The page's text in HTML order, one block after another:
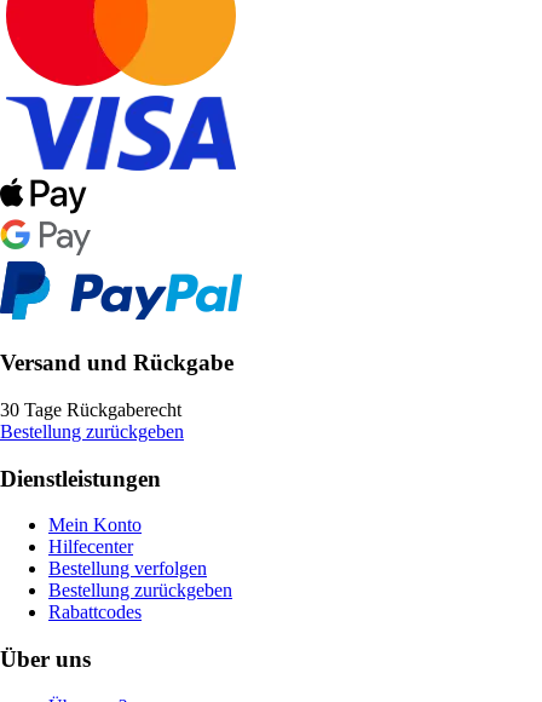
Versand und Rückgabe
30 Tage Rückgaberecht
Bestellung zurückgeben
Dienstleistungen
Mein Konto
Hilfecenter
Bestellung verfolgen
Bestellung zurückgeben
Rabattcodes
Über uns